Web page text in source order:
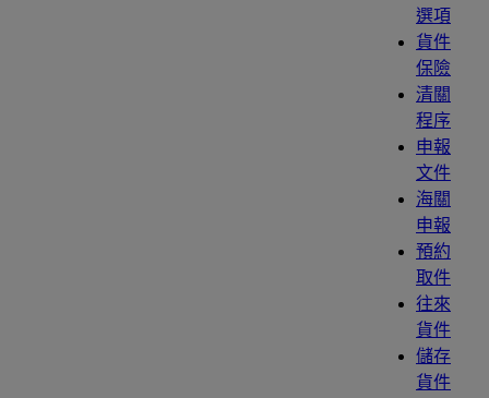
選項
貨件
保險
清關
程序
申報
文件
海關
申報
預約
取件
往來
貨件
儲存
貨件